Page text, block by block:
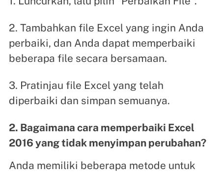
2. Tambahkan file Excel yang ingin Anda
perbaiki, dan Anda dapat memperbaiki
beberapa file secara bersamaan.
3. Pratinjau file Excel yang telah
diperbaiki dan simpan semuanya.
2. Bagaimana cara memperbaiki Excel
2016 yang tidak menyimpan perubahan?
Anda memiliki beberapa metode untuk